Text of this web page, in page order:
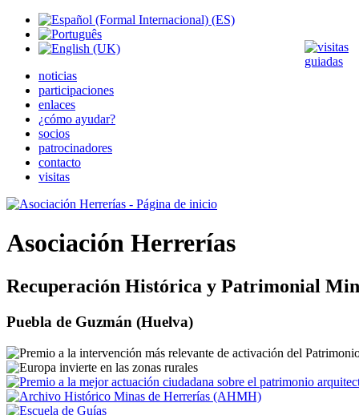
noticias
participaciones
enlaces
¿cómo ayudar?
socios
patrocinadores
contacto
visitas
Asociación Herrerías
Recuperación Histórica y Patrimonial
Puebla de Guzmán (Huelva)